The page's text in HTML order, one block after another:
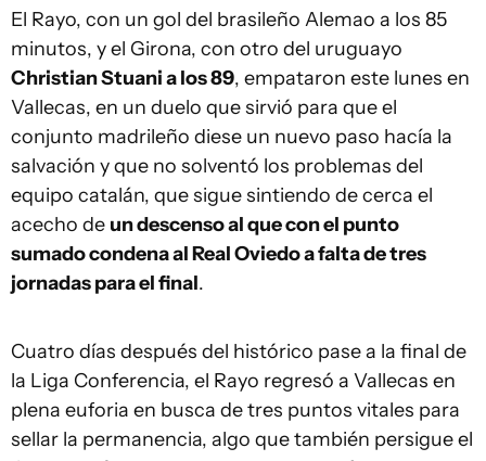
El Rayo, con un gol del brasileño Alemao a los 85
minutos, y el Girona, con otro del uruguayo
Christian Stuani a los 89, empataron este lunes en
Vallecas, en un duelo que sirvió para que el
conjunto madrileño diese un nuevo paso hacía la
salvación y que no solventó los problemas del
equipo catalán, que sigue sintiendo de cerca el
acecho de un descenso al que con el punto
sumado condena al Real Oviedo a falta de tres
jornadas para el final.
Cuatro días después del histórico pase a la final de
la Liga Conferencia, el Rayo regresó a Vallecas en
plena euforia en busca de tres puntos vitales para
sellar la permanencia, algo que también persigue el